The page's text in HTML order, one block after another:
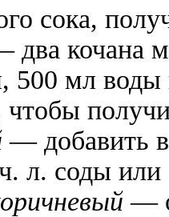
сока,
два кочана
500 мл воды
чтобы
— добавить
л. соды
—